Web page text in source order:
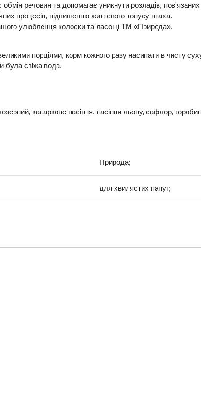
речовин та допомагає уникнути розладів, пов'язаних
процесів, підвищенню життєвого тонусу птаха.
улюбленця колоски та ласощі ТМ «Природа».
порціями, корм кожного разу насипати в чисту
була свіжа вода.
канаркове насіння, насіння льону, сафлор,
Природа;
для хвилястих папуг;